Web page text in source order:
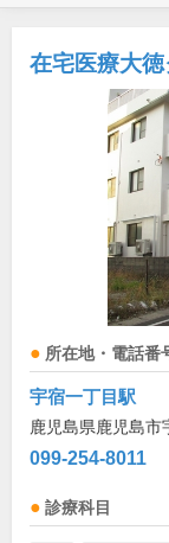
在宅医療大
所在地・電話番
宇宿一丁目駅
鹿児島県鹿児島
099-254-8011
診療科目